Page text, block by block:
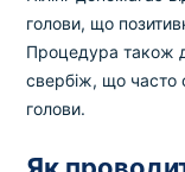
голови, що
Процедура також
свербіж, що часто
голови.